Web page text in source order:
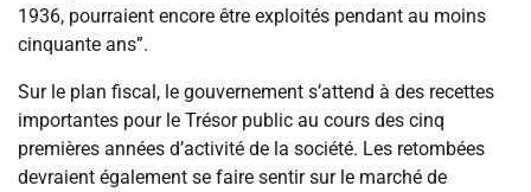
1936, pourraient encore être exploités pendant au moins
cinquante ans”.
Sur le plan fiscal, le gouvernement s’attend à des recettes
importantes pour le Trésor public au cours des cinq
premières années d’activité de la société. Les retombées
devraient également se faire sentir sur le marché de